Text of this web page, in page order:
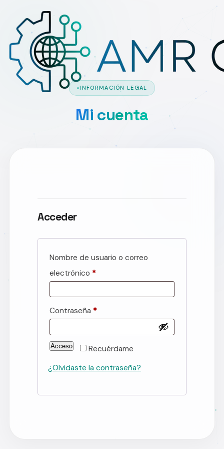
INFORMACIÓN LEGAL
Mi cuenta
Acceder
Nombre de usuario o correo
electrónico *Obligatorio
Contraseña *Obligatorio
Recuérdame
Acceso
¿Olvidaste la contraseña?